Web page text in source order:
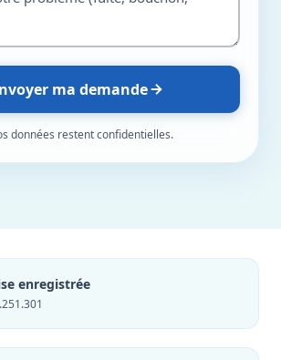
ma demande
données restent confidentielles.
enregistrée